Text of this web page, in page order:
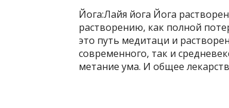
Йога:Лайя йога Йога
растворению, как полной
это путь медитаци и
современного, так и
метание ума. И общее